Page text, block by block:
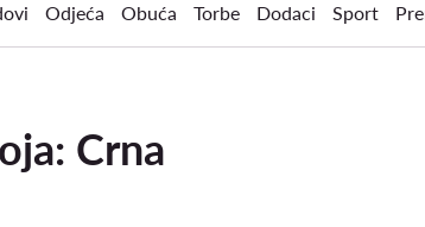
Odjeća Obuća Torbe Dodaci Sport
Crna